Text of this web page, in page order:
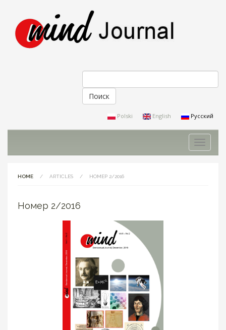
Форма поиска
Поиск
Polski English Русский
Toggle
HOME / ARTICLES / НОМЕР 2/2016
Номер 2/2016